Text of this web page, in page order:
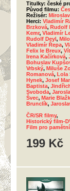
Titulky: české
Původ filmu:
Režisér:
Herci: Vladimír
Brzková, Rudolf
Kemr, Vladimír
Rudolf Deyl,
Vladimír Řepa,
Felix le Breux,
Irena Kačírková,
Bohuslav
Vrbský, Miluše
Romanová, Lola
Hynek, Josef
Baptista,
Svoboda,
Švec, Marie
Brunclík,
ČR/SR filmy,
Historický film-
Film pro
199 Kč